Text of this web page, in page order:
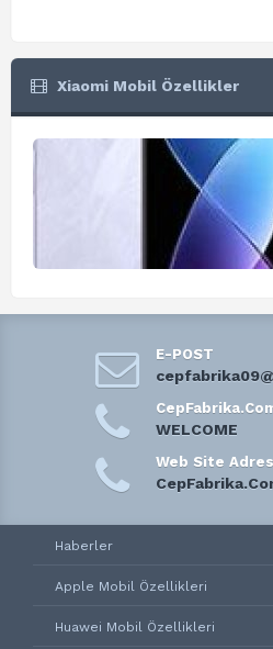
Xiaomi Mobil Özellikler
E-POST
WELCOME
Web Site
Haberler
Apple Mobil Özellikleri
Huawei Mobil Özellikleri